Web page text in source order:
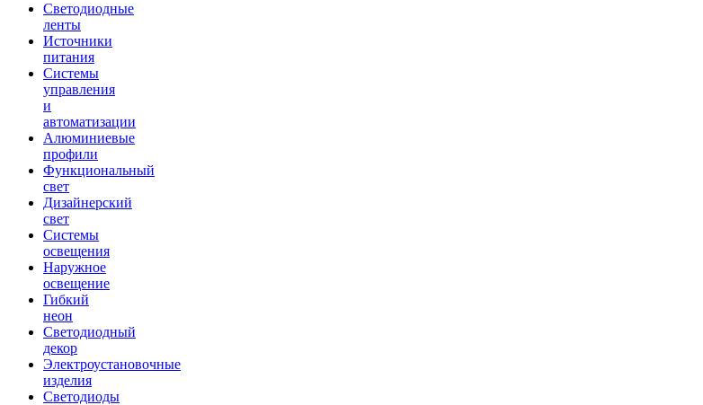
Светодиодные
ленты
Источники
питания
Системы
управления
и
автоматизации
Алюминиевые
профили
Функциональный
свет
Дизайнерский
свет
Системы
освещения
Наружное
освещение
Гибкий
неон
Светодиодный
декор
Электроустановочные
изделия
Светодиоды